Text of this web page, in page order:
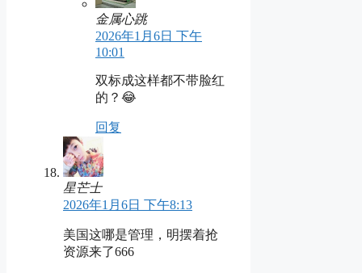
金属心跳
2026年1月6日 下午
10:01
双标成这样都不带脸红
的？😂
回复
星芒士
2026年1月6日 下午8:13
美国这哪是管理，明摆着抢
资源来了666